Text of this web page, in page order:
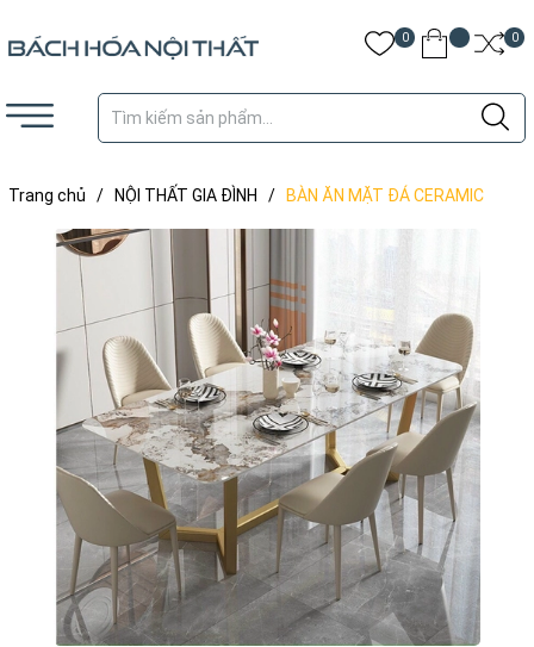
0 0
Trang chủ / NỘI THẤT GIA ĐÌNH /
BÀN ĂN MẶT ĐÁ CERAMIC